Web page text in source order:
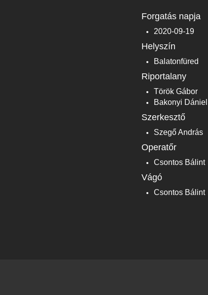
Forgatás napja
2020-09-19
Helyszín
Balatonfüred
Riportalany
Török Gábor
Bakonyi Dániel
Szerkesztő
Szegő András
Operatőr
Csontos Bálint
Vágó
Csontos Bálint